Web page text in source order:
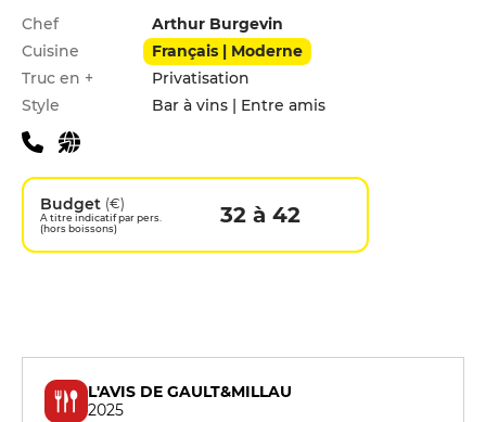
Infos pratiques
Chef
Arthur Burgevin
Cuisine
Français | Moderne
Truc en +
Privatisation
Style
Bar à vins | Entre amis
Budget (€)
A titre indicatif par pers.
(hors boissons)
32 à 42
L'AVIS DE GAULT&MILLAU
2025